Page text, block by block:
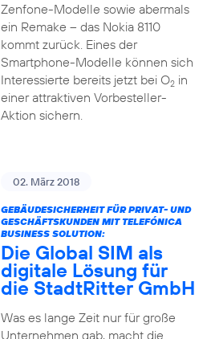
Zenfone-Modelle sowie abermals
ein Remake – das Nokia 8110
kommt zurück. Eines der
Smartphone-Modelle können sich
Interessierte bereits jetzt bei O2in
einer attraktiven Vorbesteller-
Aktion sichern.
02. März 2018
GEBÄUDESICHERHEIT FÜR PRIVAT- UND
GESCHÄFTSKUNDEN MIT TELEFÓNICA
BUSINESS SOLUTION:
Die Global SIM als
digitale Lösung für
die StadtRitter GmbH
Was es lange Zeit nur für große
Unternehmen gab, macht die